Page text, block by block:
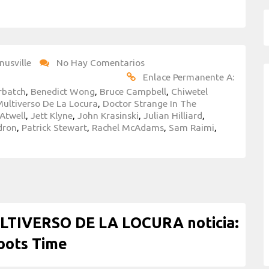
No Hay Comentarios
Enlace Permanente A:
, Benedict Wong, Bruce Campbell, Chiwetel
De La Locura, Doctor Strange In The
, Jett Klyne, John Krasinski, Julian Hilliard,
, Patrick Stewart, Rachel McAdams, Sam Raimi,
DE LA LOCURA noticia:
Time